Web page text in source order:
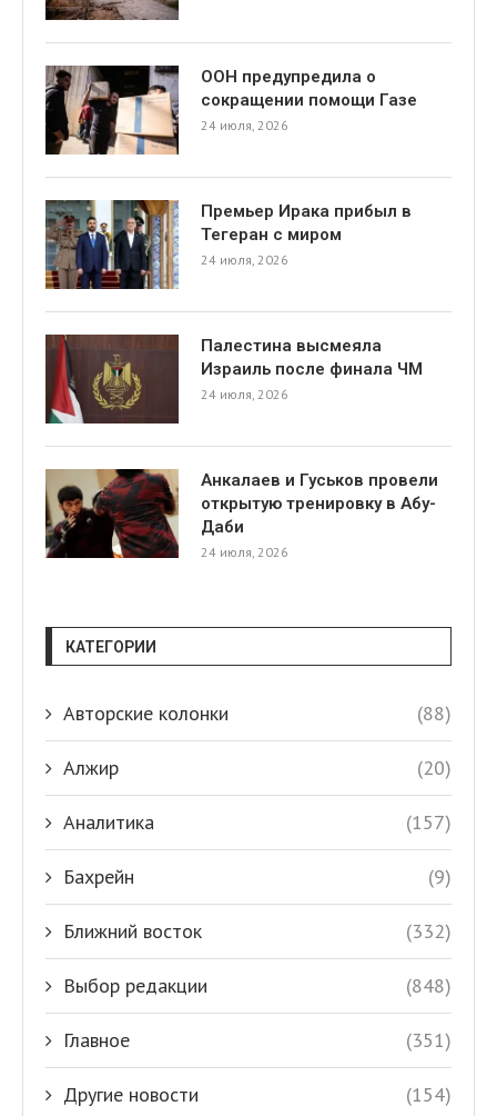
ООН предупредила о
сокращении помощи Газе
24 июля, 2026
Премьер Ирака прибыл в
Тегеран с миром
24 июля, 2026
Палестина высмеяла
Израиль после финала ЧМ
24 июля, 2026
Анкалаев и Гуськов провели
открытую тренировку в Абу-
Даби
24 июля, 2026
КАТЕГОРИИ
Авторские колонки (88)
Алжир (20)
Аналитика (157)
Бахрейн (9)
Ближний восток (332)
Выбор редакции (848)
Главное (351)
Другие новости (154)